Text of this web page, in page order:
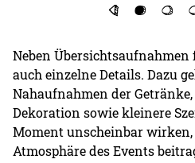
Neben
auch einzelne Details. Dazu
Nahaufnahmen der
Dekoration sowie kleinere
Moment unscheinbar
Atmosphäre des Events